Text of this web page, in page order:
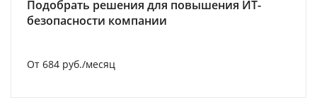
Подобрать решения для повышения ИТ-
безопасности компании
От 684 руб./месяц